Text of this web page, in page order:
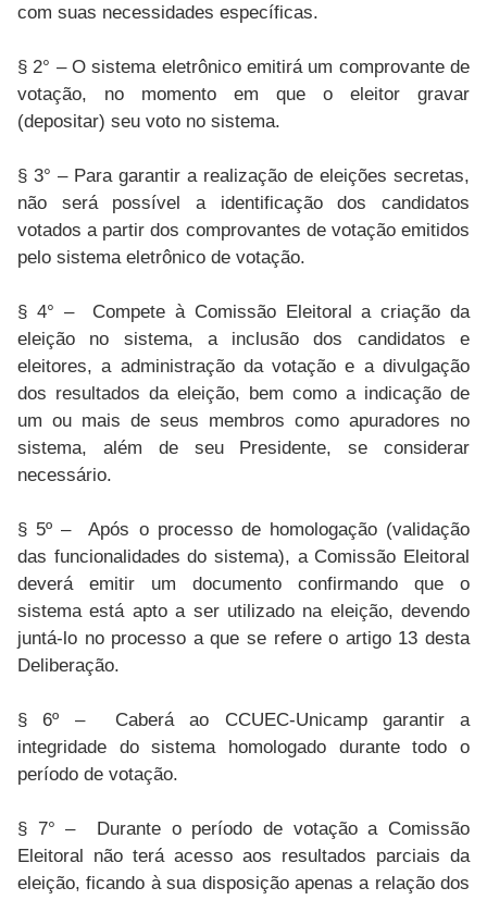
com suas necessidades específicas.
§ 2° – O sistema eletrônico emitirá um comprovante de
votação, no momento em que o eleitor gravar
(depositar) seu voto no sistema.
§ 3° – Para garantir a realização de eleições secretas,
não será possível a identificação dos candidatos
votados a partir dos comprovantes de votação emitidos
pelo sistema eletrônico de votação.
§ 4° – Compete à Comissão Eleitoral a criação da
eleição no sistema, a inclusão dos candidatos e
eleitores, a administração da votação e a divulgação
dos resultados da eleição, bem como a indicação de
um ou mais de seus membros como apuradores no
sistema, além de seu Presidente, se considerar
necessário.
§ 5º – Após o processo de homologação (validação
das funcionalidades do sistema), a Comissão Eleitoral
deverá emitir um documento confirmando que o
sistema está apto a ser utilizado na eleição, devendo
juntá-lo no processo a que se refere o artigo 13 desta
Deliberação.
§ 6º – Caberá ao CCUEC-Unicamp garantir a
integridade do sistema homologado durante todo o
período de votação.
§ 7° – Durante o período de votação a Comissão
Eleitoral não terá acesso aos resultados parciais da
eleição, ficando à sua disposição apenas a relação dos